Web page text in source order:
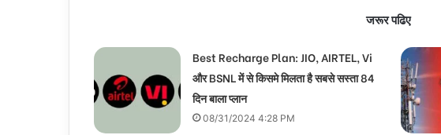
जरूर पढिए
Best Recharge Plan: JIO, AIRTEL, Vi
और BSNL में से किसमे मिलता है सबसे सस्ता 84
दिन बाला प्लान
08/31/2024 4:28 PM